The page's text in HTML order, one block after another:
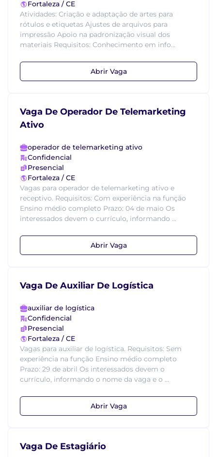
Fortaleza / CE
Atividades: Criação e adaptação de artes para
rótulos e etiquetas Ajustes de arquivos para
impressão Apoio na padronização visual dos
materiais Requisitos: Conhecimento em info...
Abrir Vaga
Vaga De Operador De Telemarketing
Ativo
operador de telemarketing ativo
Confidencial
Presencial
Fortaleza / CE
Vagas para operador de telemarketing ativo e
receptivo. Requisitos: Com experiência na função
Ensino médio completo Prazo: 04 de maio Os
interessados devem o currículo, informando ...
Abrir Vaga
Vaga De Auxiliar De Logística
auxiliar de logística
Confidencial
Presencial
Fortaleza / CE
Vagas para auxiliar de logística. Requisitos: Sem
experiência na função Ensino médio completo
Prazo: 29 de abril Os interessados devem o
currículo, informando o nome da vaga e o ...
Abrir Vaga
Vaga De Estagiário